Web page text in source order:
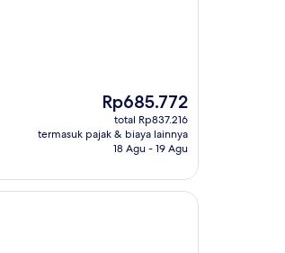
Harga
sekarang
Rp685.772
Rp685.772
total Rp837.216
termasuk pajak & biaya lainnya
18 Agu - 19 Agu